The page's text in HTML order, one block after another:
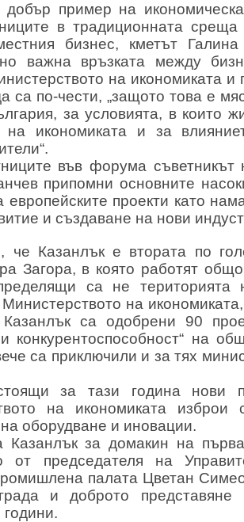
добър пример на
в традиционната
бизнес, кметът
важна връзката между
на икономиката
са по-чести, „защото това е
за условията, в които
на икономиката и за
във форума
припомни основните
европейските проекти като
и създаване на нови
че Казанлък е втората по
Загора, в която работят
са не
на
са одобрени 90
конкурентоспособност“ на
са приключили и за тях
за тази година нови
на икономиката
оборудване и иновации.
Казанлък за домакин на
от председателя на
палата Цветан
и доброто представяне